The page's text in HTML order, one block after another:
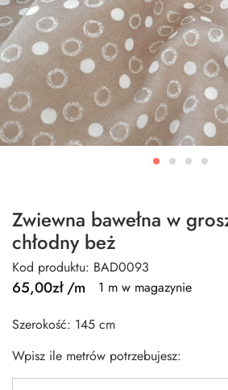
Zwiewna bawełna w
chłodny beż
Kod produktu: BAD0093
65,00zł/m
1 m w magazynie
Szerokość: 145 cm
Wpisz ile metrów potrzebujesz: